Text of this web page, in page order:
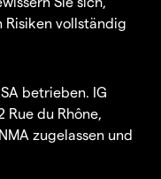
Risiken vollständig
betrieben. IG
Rue du Rhône,
zugelassen und